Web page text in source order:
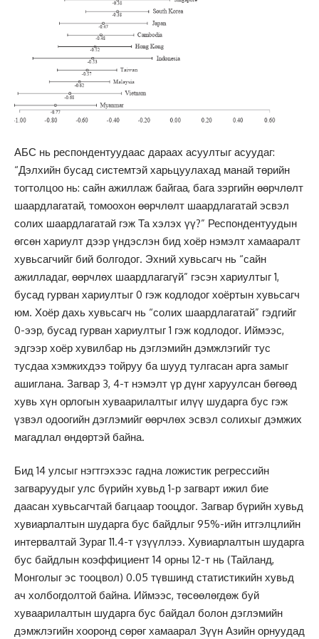
АБС нь респондентуудаас дараах асуултыг асуудаг:
“Дэлхийн бусад системтэй харьцуулахад манай төрийн
тогтолцоо нь: сайн ажиллаж байгаа, бага зэргийн өөрчлөлт
шаардлагатай, томоохон өөрчлөлт шаардлагатай эсвэл
солих шаардлагатай гэж Та хэлэх үү?” Респондентуудын
өгсөн хариулт дээр үндэслэн бид хоёр нэмэлт хамааралт
хувьсагчийг бий болгодог. Эхний хувьсагч нь “сайн
ажилладаг, өөрчлөх шаардлагагүй” гэсэн хариултыг 1,
бусад гурван хариултыг 0 гэж кодлодог хоёртын хувьсагч
юм. Хоёр дахь хувьсагч нь “солих шаардлагатай” гэдгийг
0-ээр, бусад гурван хариултыг 1 гэж кодлодог. Иймээс,
эдгээр хоёр хувилбар нь дэглэмийн дэмжлэгийг тус
тусдаа хэмжихдээ тойруу ба шууд тулгасан арга замыг
ашиглана. Загвар 3, 4-т нэмэлт үр дүнг харуулсан бөгөөд
хувь хүн орлогын хуваарилалтыг илүү шударга бус гэж
үзвэл одоогийн дэглэмийг өөрчлөх эсвэл солихыг дэмжих
магадлал өндөртэй байна.
Бид 14 улсыг нэгтгэхээс гадна ложистик регрессийн
загваруудыг улс бүрийн хувьд 1-р загварт ижил бие
даасан хувьсагчтай багцаар тооцдог. Загвар бүрийн хувьд
хувиарлалтын шударга бус байдлыг 95%-ийн итгэлцлийн
интервалтай Зураг 11.4-т үзүүллээ. Хувиарлалтын шударга
бус байдлын коэффициент 14 орны 12-т нь (Тайланд,
Монголыг эс тооцвол) 0.05 түвшинд статистикийн хувьд
ач холбогдолтой байна. Иймээс, төсөөлөгдөж буй
хуваарилалтын шударга бус байдал болон дэглэмийн
дэмжлэгийн хооронд сөрөг хамаарал Зүүн Азийн орнуудад